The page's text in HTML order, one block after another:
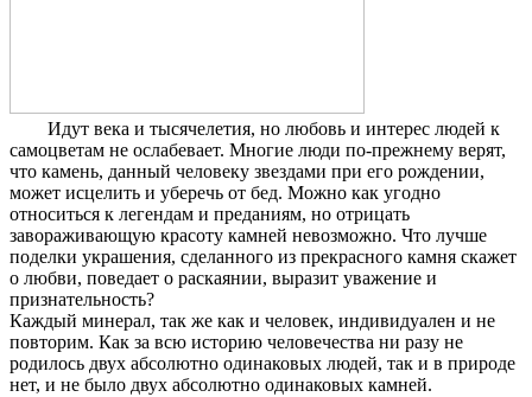
Идут века и тысячелетия, но любовь и интерес людей к
самоцветам не ослабевает. Многие люди по-прежнему верят,
что камень, данный человеку звездами при его рождении,
может исцелить и уберечь от бед. Можно как угодно
относиться к легендам и преданиям, но отрицать
завораживающую красоту камней невозможно. Что лучше
поделки украшения, сделанного из прекрасного камня скажет
о любви, поведает о раскаянии, выразит уважение и
признательность?
Каждый минерал, так же как и человек, индивидуален и не
повторим. Как за всю историю человечества ни разу не
родилось двух абсолютно одинаковых людей, так и в природе
нет, и не было двух абсолютно одинаковых камней.